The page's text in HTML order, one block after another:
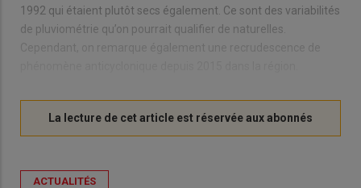
1992 qui étaient plutôt secs également. Ce sont des variabilités
de pluviométrie qu’on pourrait qualifier de naturelles.
ACTUALITÉS